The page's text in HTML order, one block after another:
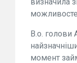
В.о.
момент